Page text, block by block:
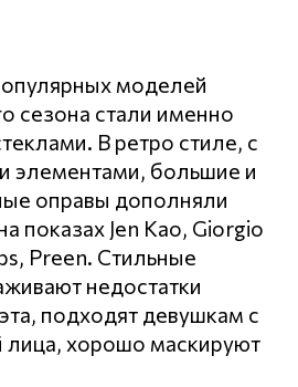
моделей
сезона стали именно
В ретро стиле, с
элементами, большие и
оправы дополняли
показах Jen Kao, Giorgio
Preen. Стильные
недостатки
подходят девушкам с
хорошо маскируют